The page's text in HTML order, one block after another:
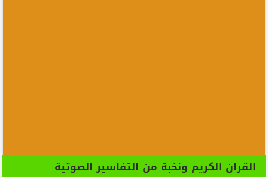
القران الكريم ونخبة من التفاسير الصوتية